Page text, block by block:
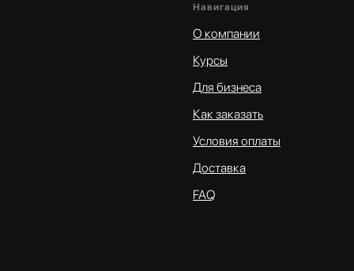
Навигация
О компании
Курсы
Для бизнеса
Как заказать
Условия оплаты
Доставка
FAQ